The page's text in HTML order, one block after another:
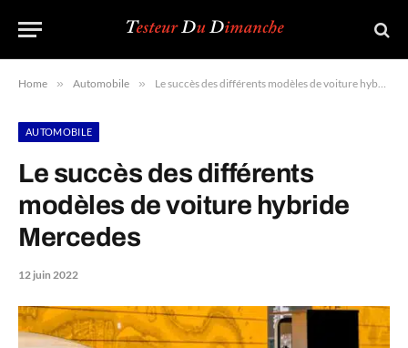
Home » Automobile » Le succès des différents modèles de voiture hybride Mercedes
AUTOMOBILE
Le succès des différents
modèles de voiture hybride
Mercedes
12 juin 2022